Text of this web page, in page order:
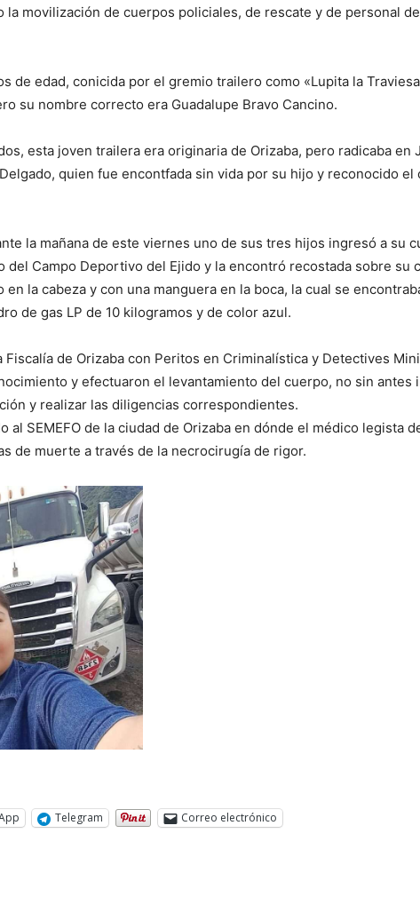
la movilización de cuerpos policiales, de rescate y de personal
de edad, conicida por el gremio trailero como «Lupita la
su nombre correcto era Guadalupe Bravo Cancino.
esta joven trailera era originaria de Orizaba, pero radicaba en
quien fue encontfada sin vida por su hijo y reconocido el
la mañana de este viernes uno de sus tres hijos ingresó a su
del Campo Deportivo del Ejido y la encontró recostada sobre su
en la cabeza y con una manguera en la boca, la cual se
de gas LP de 10 kilogramos y de color azul.
Fiscalía de Orizaba con Peritos en Criminalística y Detectives
y efectuaron el levantamiento del cuerpo, no sin antes
y realizar las diligencias correspondientes.
al SEMEFO de la ciudad de Orizaba en dónde el médico legista
de muerte a través de la necrocirugía de rigor.
Telegram Correo electrónico